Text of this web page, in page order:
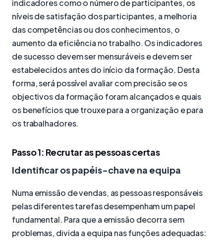
indicadores como o número de participantes, os
níveis de satisfação dos participantes, a melhoria
das competências ou dos conhecimentos, o
aumento da eficiência no trabalho. Os indicadores
de sucesso devem ser mensuráveis e devem ser
estabelecidos antes do início da formação. Desta
forma, será possível avaliar com precisão se os
objectivos da formação foram alcançados e quais
os benefícios que trouxe para a organização e para
os trabalhadores.
Passo 1: Recrutar as pessoas certas
Identificar os papéis-chave na equipa
Numa emissão de vendas, as pessoas responsáveis
pelas diferentes tarefas desempenham um papel
fundamental. Para que a emissão decorra sem
problemas, divida a equipa nas funções adequadas: